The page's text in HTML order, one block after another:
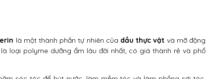
là một thành phần tự nhiên của dầu thực vật và mỡ động
loại polyme dưỡng ẩm lâu đời nhất, có giá thành rẻ và phổ